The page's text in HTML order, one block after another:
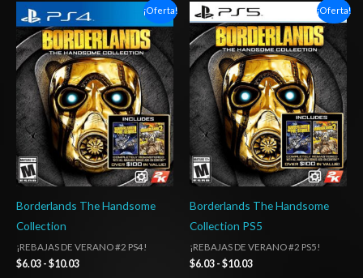
¡Oferta!
Borderlands The Handsome
Collection
¡REBAJAS DE VERANO #2 PS4!
$6.03 - $10.03
de
precios:
desde
$6.03
hasta
$10.03
¡Oferta!
Borderlands The Handsome
Collection PS5
¡REBAJAS DE VERANO #2 PS5!
$6.03 - $10.03
Rango
de
precios:
desde
$6.03
hasta
$10.03